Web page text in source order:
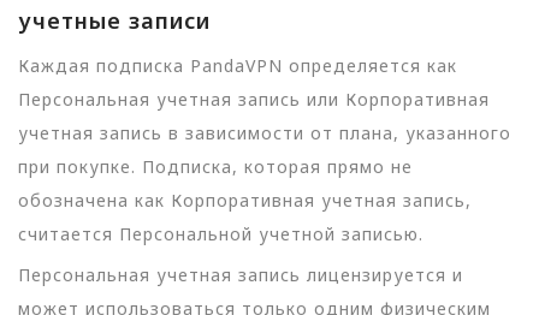
учетные записи
Каждая подписка PandaVPN определяется как
Персональная учетная запись или Корпоративная
учетная запись в зависимости от плана, указанного
при покупке. Подписка, которая прямо не
обозначена как Корпоративная учетная запись,
считается Персональной учетной записью.
Персональная учетная запись лицензируется и
может использоваться только одним физическим